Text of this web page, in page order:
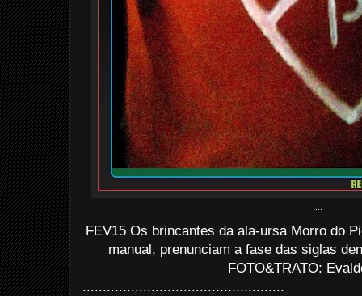
FEV15 Os brincantes da ala-ursa Morro do
manual, prenunciam a fase das siglas
FOTO&TRATO:
..................................................